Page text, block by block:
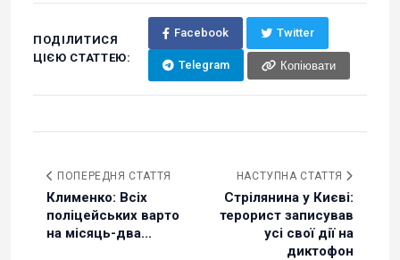
ПОДІЛИТИСЯ
ЦІЄЮ СТАТТЕЮ:
Facebook Twitter
Telegram Копіювати
ПОПЕРЕДНЯ СТАТТЯ
Клименко: Всіх
поліцейських варто
на місяць-два...
НАСТУПНА СТАТТЯ
Стрілянина у Києві:
терорист записував
усі свої дії на
диктофон